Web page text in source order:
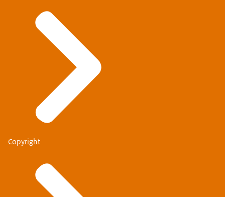
Copyright